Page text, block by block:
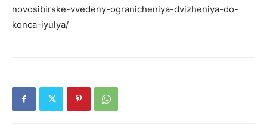
novosibirske-vvedeny-ogranicheniya-dvizheniya-do-
konca-iyulya/